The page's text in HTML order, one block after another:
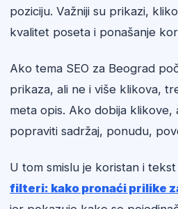
poziciju. Važniji su prikazi,
kvalitet poseta i ponašanje
Ako tema SEO za Beograd
prikaza, ali ne i više klikova,
meta opis. Ako dobija
popraviti sadržaj, ponudu,
U tom smislu je koristan i tekst
filteri: kako pronaći prilike